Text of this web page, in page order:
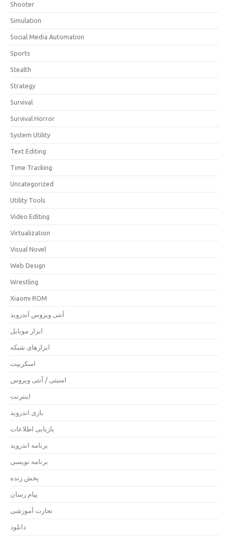
Shooter
Simulation
Social Media Automation
Sports
Stealth
Strategy
Survival
Survival Horror
System Utility
Text Editing
Time Tracking
Uncategorized
Utility Tools
Video Editing
Virtualization
Visual Novel
Web Design
Wrestling
Xiaomi ROM
آنتی ویروس آندروید
ابزار موبایل
ابزارهای شبکه
اسکریپت
امنیتی / آنتی ویروس
اینترنت
بازی اندروید
بازیابی اطلاعات
برنامه اندروید
برنامه نویسی
پخش زنده
پیام رسان
تجارت آموزشی
دانلود